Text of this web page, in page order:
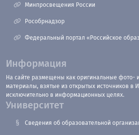
Минпросвещения России
Рособрнадзор
Федеральный портал «Российское
Информация
На сайте размещены как оригинальные фото-
материалы, взятые из открытых источников в
исключительно в информационных целях.
Университет
Сведения об образовательной